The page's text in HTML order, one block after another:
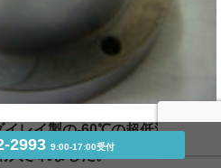
レイ製の-60℃の超低温冷凍庫
入されました。
29939:00-17:00受付